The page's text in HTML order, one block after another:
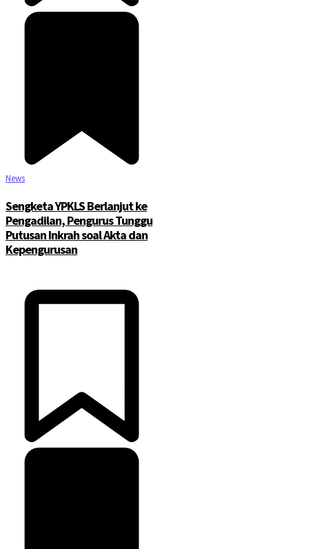
News
Sengketa YPKLS Berlanjut ke
Pengadilan, Pengurus Tunggu
Putusan Inkrah soal Akta dan
Kepengurusan